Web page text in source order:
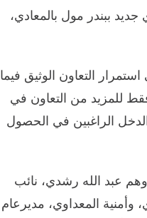
ببندر مول بالمعادي،
التعاون الوثيق فيما
فقط للمزيد من التعاون في
الراغبين في الحصول
عبد الله رشدي، نائب
وأمنية المعداوي، مديرعام